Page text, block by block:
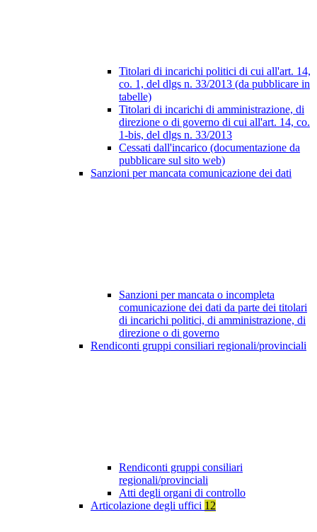
Titolari di incarichi politici di cui all'art. 14,
co. 1, del dlgs n. 33/2013 (da pubblicare in
tabelle)
Titolari di incarichi di amministrazione, di
direzione o di governo di cui all'art. 14, co.
1-bis, del dlgs n. 33/2013
Cessati dall'incarico (documentazione da
pubblicare sul sito web)
Sanzioni per mancata comunicazione dei dati
Sanzioni per mancata o incompleta
comunicazione dei dati da parte dei titolari
di incarichi politici, di amministrazione, di
direzione o di governo
Rendiconti gruppi consiliari regionali/provinciali
Rendiconti gruppi consiliari
regionali/provinciali
Atti degli organi di controllo
Articolazione degli uffici 12